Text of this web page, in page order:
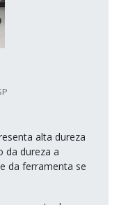
alta dureza
da dureza a
da ferramenta se